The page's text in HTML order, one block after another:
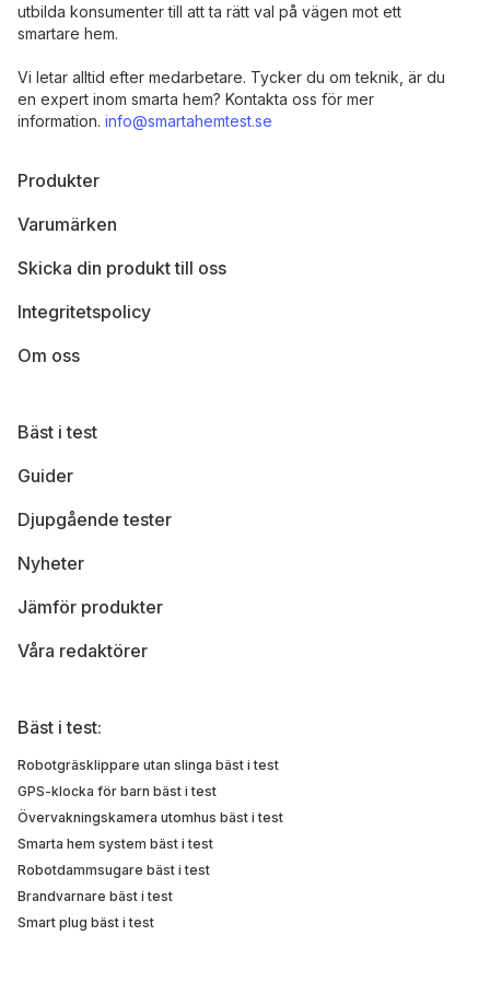
Bäst i test
Guider
Djupgående tester
Nyheter
Jämför produkter
Våra redaktörer
Produkter
Varumärken
Skicka din produkt till oss
Integritetspolicy
Om oss
utbilda konsumenter till att ta rätt val på vägen mot ett
smartare hem.
Vi letar alltid efter medarbetare. Tycker du om teknik, är du
en expert inom smarta hem? Kontakta oss för mer
information. info@smartahemtest.se
Bäst i test:
Robotgräsklippare utan slinga bäst i test
GPS-klocka för barn bäst i test
Övervakningskamera utomhus bäst i test
Smarta hem system bäst i test
Robotdammsugare bäst i test
Brandvarnare bäst i test
Smart plug bäst i test